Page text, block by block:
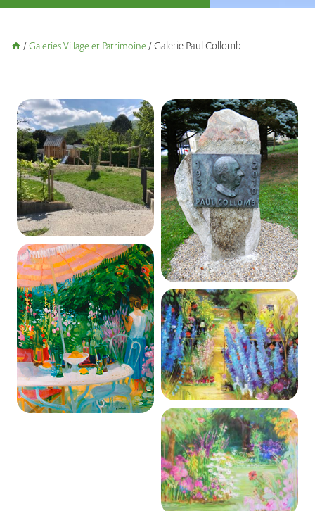
/Galeries Village et Patrimoine/Galerie Paul Collomb